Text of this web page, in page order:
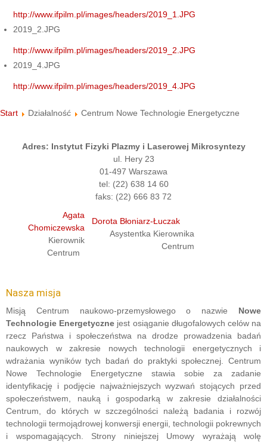
http://www.ifpilm.pl/images/headers/2019_1.JPG
2019_2.JPG
http://www.ifpilm.pl/images/headers/2019_2.JPG
2019_4.JPG
http://www.ifpilm.pl/images/headers/2019_4.JPG
Start Działalność Centrum Nowe Technologie Energetyczne
Adres: Instytut Fizyki Plazmy i Laserowej Mikrosyntezy
ul. Hery 23
01-497 Warszawa
tel: (22) 638 14 60
faks: (22) 666 83 72
Agata
Chomiczewska
Kierownik
Centrum
Dorota Błoniarz-Łuczak
Asystentka Kierownika
Centrum
Nasza misja
Misją Centrum naukowo-przemysłowego o nazwie Nowe
Technologie Energetyczne jest osiąganie długofalowych celów na
rzecz Państwa i społeczeństwa na drodze prowadzenia badań
naukowych w zakresie nowych technologii energetycznych i
wdrażania wyników tych badań do praktyki społecznej. Centrum
Nowe Technologie Energetyczne stawia sobie za zadanie
identyfikację i podjęcie najważniejszych wyzwań stojących przed
społeczeństwem, nauką i gospodarką w zakresie działalności
Centrum, do których w szczególności należą badania i rozwój
technologii termojądrowej konwersji energii, technologii pokrewnych
i wspomagających. Strony niniejszej Umowy wyrażają wolę